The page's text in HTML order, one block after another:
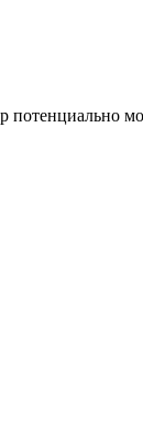
потенциально